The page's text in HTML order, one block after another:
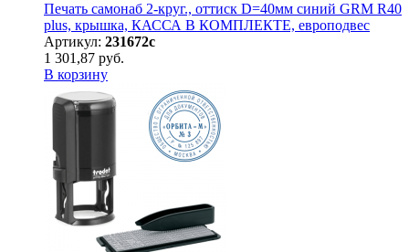
Печать самонаб 2-круг., оттиск D=40мм синий GRM R40
plus, крышка, КАССА В КОМПЛЕКТЕ, европодвес
Артикул: 231672с
1 301,87 руб.
В корзину